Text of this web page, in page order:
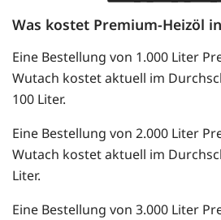
Was kostet Premium-Heizöl
Eine Bestellung von 1.000 Liter
Wutach kostet aktuell im
100 Liter.
Eine Bestellung von 2.000 Liter
Wutach kostet aktuell im
Liter.
Eine Bestellung von 3.000 Liter